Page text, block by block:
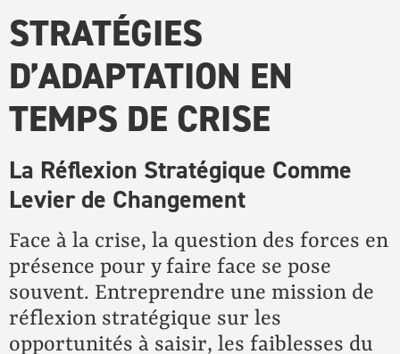
STRATÉGIES
D’ADAPTATION EN
TEMPS DE CRISE
La Réflexion Stratégique Comme
Levier de Changement
Face à la crise, la question des forces en
présence pour y faire face se pose
souvent. Entreprendre une mission de
réflexion stratégique sur les
opportunités à saisir, les faiblesses du